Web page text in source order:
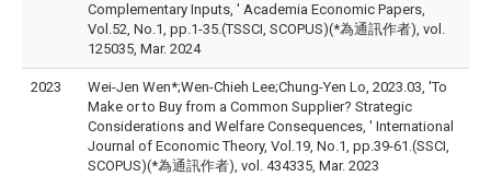
Complementary Inputs, ' Academia Economic Papers,
Vol.52, No.1, pp.1-35.(TSSCI, SCOPUS)(*為通訊作者), vol.
125035, Mar. 2024
2023
Wei-Jen Wen*;Wen-Chieh Lee;Chung-Yen Lo, 2023.03, 'To
Make or to Buy from a Common Supplier? Strategic
Considerations and Welfare Consequences, ' International
Journal of Economic Theory, Vol.19, No.1, pp.39-61.(SSCI,
SCOPUS)(*為通訊作者), vol. 434335, Mar. 2023